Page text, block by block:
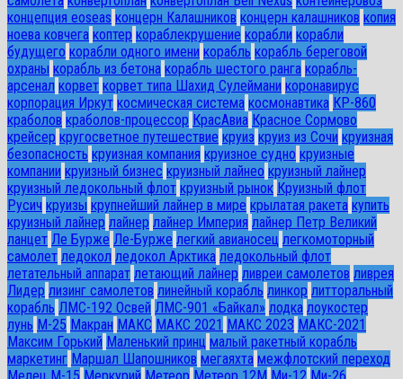
концепция eoseas концерн Калашников концерн калашников копия
ноева ковчега коптер кораблекрушение корабли корабли
будущего корабли одного имени корабль корабль береговой
охраны корабль из бетона корабль шестого ранга корабль-
арсенал корвет корвет типа Шахид Сулеймани коронавирус
корпорация Иркут космическая система космонавтика КР-860
краболов краболов-процессор КрасАвиа Красное Сормово
крейсер кругосветное путешествие круиз круиз из Сочи круизная
безопасность круизная компания круизное судно круизные
компании круизный бизнес круизный лайнео круизный лайнер
круизный ледокольный флот круизный рынок Круизный флот
Русич круизы крупнейший лайнер в мире крылатая ракета купить
круизный лайнер лайнер лайнер Империя лайнер Петр Великий
ланцет Ле Бурже Ле-Бурже легкий авианосец легкомоторный
самолет ледокол ледокол Арктика ледокольный флот
летательный аппарат летающий лайнер ливреи самолетов ливрея
Лидер лизинг самолетов линейный корабль линкор литторальный
корабль ЛМС-192 Освей ЛМС-901 «Байкал» лодка лоукостер
лунь М-25 Макран МАКС МАКС 2021 МАКС 2023 МАКС-2021
Максим Горький Маленький принц малый ракетный корабль
маркетинг Маршал Шапошников мегаяхта межфлотский переход